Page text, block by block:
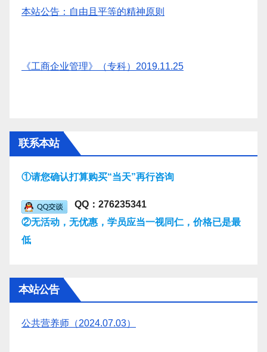
本站公告：自由且平等的精神原则
《工商企业管理》（专科）2019.11.25
联系本站
①请您确认打算购买“当天”再行咨询
QQ：276235341
②无活动，无优惠，学员应当一视同仁，价格已是最
低
本站公告
公共营养师（2024.07.03）